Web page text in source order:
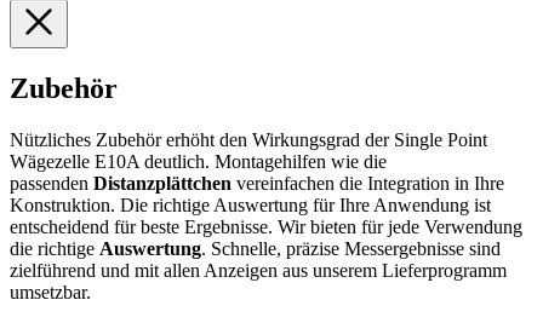
Zubehör
Nützliches Zubehör erhöht den Wirkungsgrad der Single Point
Wägezelle E10A deutlich. Montagehilfen wie die
passenden Distanzplättchen vereinfachen die Integration in Ihre
Konstruktion. Die richtige Auswertung für Ihre Anwendung ist
entscheidend für beste Ergebnisse. Wir bieten für jede Verwendung
die richtige Auswertung. Schnelle, präzise Messergebnisse sind
zielführend und mit allen Anzeigen aus unserem Lieferprogramm
umsetzbar.